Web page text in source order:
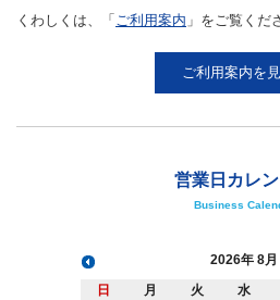
くわしくは、「 ご利用案内 」をご覧くだ
ご利用案内を
営業日カレ
Business
2026 8月
日 月 火 水